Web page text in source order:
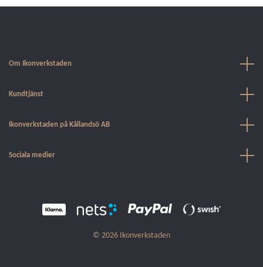
Om Ikonverkstaden
Kundtjänst
Ikonverkstaden på Kållandsö AB
Sociala medier
© 2026 Ikonverkstaden